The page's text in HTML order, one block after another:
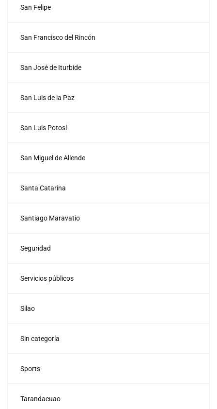
San Felipe
San Francisco del Rincón
San José de Iturbide
San Luis de la Paz
San Luis Potosí
San Miguel de Allende
Santa Catarina
Santiago Maravatio
Seguridad
Servicios públicos
Silao
Sin categoría
Sports
Tarandacuao